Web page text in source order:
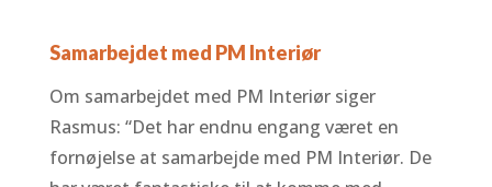
Samarbejdet med PM Interiør
Om samarbejdet med PM Interiør siger
Rasmus: “Det har endnu engang været en
fornøjelse at samarbejde med PM Interiør. De